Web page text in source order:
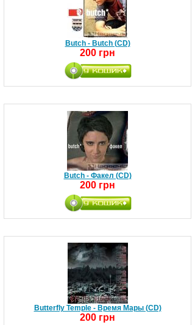
Butch - Butch (CD)
200 грн
Butch - Факел (CD)
200 грн
Butterfly Temple - Время Мары (CD)
200 грн